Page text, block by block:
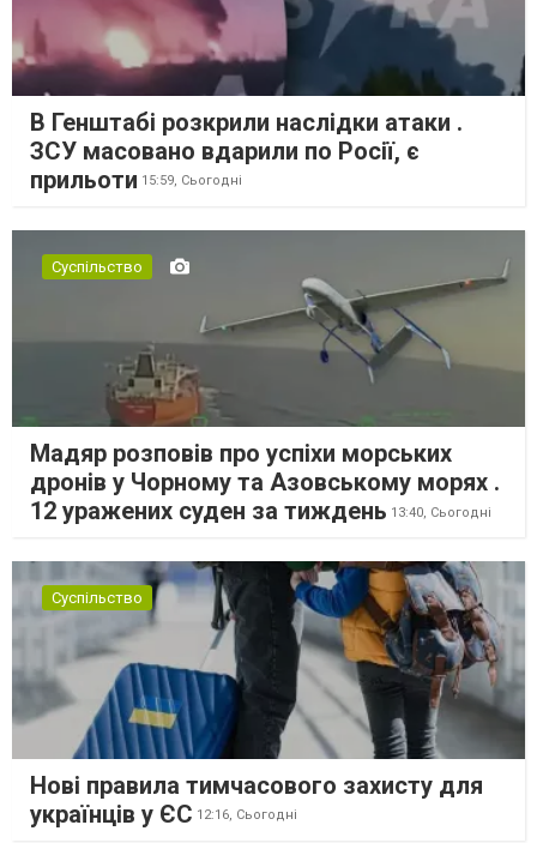
В Генштабі розкрили наслідки атаки .
ЗСУ масовано вдарили по Росії, є
прильоти 15:59, Сьогодні
Суспільство
Мадяр розповів про успіхи морських
дронів у Чорному та Азовському морях .
12 уражених суден за тиждень 13:40, Сьогодні
Суспільство
Нові правила тимчасового захисту для
українців у ЄС 12:16, Сьогодні